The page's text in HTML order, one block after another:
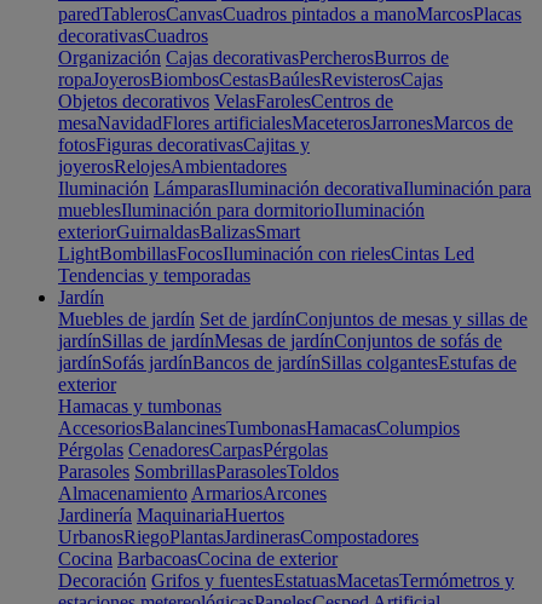
paredTablerosCanvasCuadros pintados a manoMarcosPlacas
decorativasCuadros
Organización Cajas decorativasPercherosBurros de
ropaJoyerosBiombosCestasBaúlesRevisterosCajas
Objetos decorativos VelasFarolesCentros de
mesaNavidadFlores artificialesMaceterosJarronesMarcos de
fotosFiguras decorativasCajitas y
joyerosRelojesAmbientadores
Iluminación LámparasIluminación decorativaIluminación para
mueblesIluminación para dormitorioIluminación
exteriorGuirnaldasBalizasSmart
LightBombillasFocosIluminación con rielesCintas Led
Tendencias y temporadas
Jardín
Muebles de jardín Set de jardínConjuntos de mesas y sillas de
jardínSillas de jardínMesas de jardínConjuntos de sofás de
jardínSofás jardínBancos de jardínSillas colgantesEstufas de
exterior
Hamacas y tumbonas
AccesoriosBalancinesTumbonasHamacasColumpios
Pérgolas CenadoresCarpasPérgolas
Parasoles SombrillasParasolesToldos
Almacenamiento ArmariosArcones
Jardinería MaquinariaHuertos
UrbanosRiegoPlantasJardinerasCompostadores
Cocina BarbacoasCocina de exterior
Decoración Grifos y fuentesEstatuasMacetasTermómetros y